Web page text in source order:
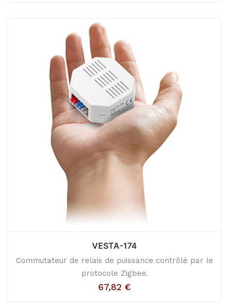
VESTA-174
Commutateur de relais de puissance contrôlé par le
protocole Zigbee.
67,82 €